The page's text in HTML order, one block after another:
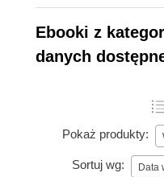
Ebooki z
danych
Pokaż produkty:
Sortuj wg: Data